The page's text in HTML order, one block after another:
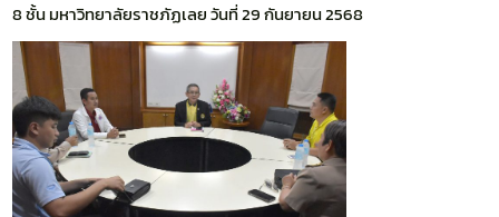
8 ชั้น มหาวิทยาลัยราชภัฏเลย วันที่ 29 กันยายน 2568